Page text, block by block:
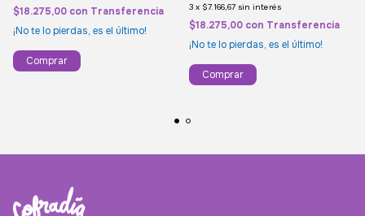
$18.275,00 con Transferencia
¡No te lo pierdas, es el último!
Comprar
3 x $7.166,67 sin interés
$18.275,00 con Transferencia
¡No te lo pierdas, es el último!
Comprar